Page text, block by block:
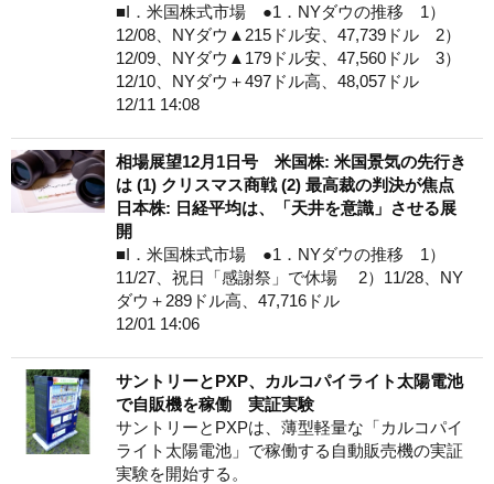
■I．米国株式市場 ●1．NYダウの推移 1）
12/08、NYダウ▲215ドル安、47,739ドル 2）
12/09、NYダウ▲179ドル安、47,560ドル 3）
12/10、NYダウ＋497ドル高、48,057ドル
12/11 14:08
相場展望12月1日号 米国株: 米国景気の先行き
は (1) クリスマス商戦 (2) 最高裁の判決が焦点
日本株: 日経平均は、「天井を意識」させる展
開
■I．米国株式市場 ●1．NYダウの推移 1）
11/27、祝日「感謝祭」で休場 2）11/28、NY
ダウ＋289ドル高、47,716ドル
12/01 14:06
サントリーとPXP、カルコパイライト太陽電池
で自販機を稼働 実証実験
サントリーとPXPは、薄型軽量な「カルコパイ
ライト太陽電池」で稼働する自動販売機の実証
実験を開始する。